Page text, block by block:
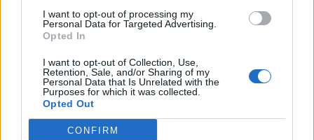
I want to opt-out of processing my
Personal Data for Targeted Advertising.
Opted In
I want to opt-out of Collection, Use,
Retention, Sale, and/or Sharing of my
Personal Data that Is Unrelated with the
Purposes for which it was collected.
Opted Out
CONFIRM
A keresett cikk a portfolio.hu hírarchívumához
tartozik, melynek olvasása előfizetéses
Az előfizetés a következőket tartalmazza:
Portfolio.hu teljes cikkarchívum
Kötéslisták: BÉT elmúlt 2 év napon belüli
kötéslistái